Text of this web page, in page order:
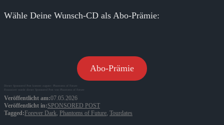
Wähle Deine Wunsch-CD als Abo-Prämie:
Abo-Prämie
Dieser Sponsored Post kommt zugute: Phantoms of Future
Finanziert wurde dieser Sponsored Post von Phantoms of Future
Veröffentlicht am:07.05.2026
Veröffentlicht in:SPONSORED POST
Tagged:Forever Dark, Phantoms of Future, Tourdates